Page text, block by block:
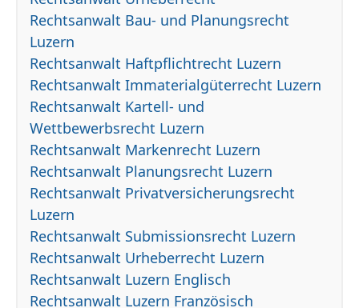
Rechtsanwalt Bau- und Planungsrecht
Luzern
Rechtsanwalt Haftpflichtrecht Luzern
Rechtsanwalt Immaterialgüterrecht Luzern
Rechtsanwalt Kartell- und
Wettbewerbsrecht Luzern
Rechtsanwalt Markenrecht Luzern
Rechtsanwalt Planungsrecht Luzern
Rechtsanwalt Privatversicherungsrecht
Luzern
Rechtsanwalt Submissionsrecht Luzern
Rechtsanwalt Urheberrecht Luzern
Rechtsanwalt Luzern Englisch
Rechtsanwalt Luzern Französisch